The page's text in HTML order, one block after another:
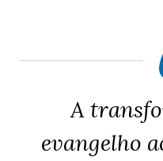
A
evangelho